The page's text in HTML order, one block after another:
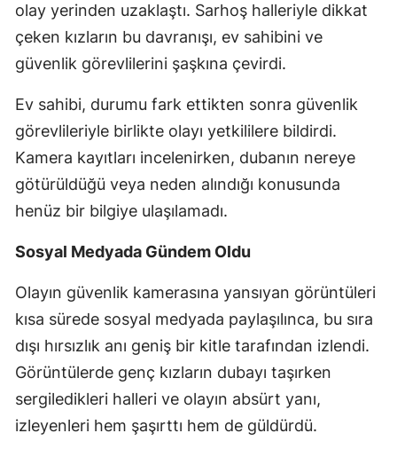
olay yerinden uzaklaştı. Sarhoş halleriyle dikkat
çeken kızların bu davranışı, ev sahibini ve
güvenlik görevlilerini şaşkına çevirdi.
Ev sahibi, durumu fark ettikten sonra güvenlik
görevlileriyle birlikte olayı yetkililere bildirdi.
Kamera kayıtları incelenirken, dubanın nereye
götürüldüğü veya neden alındığı konusunda
henüz bir bilgiye ulaşılamadı.
Sosyal Medyada Gündem Oldu
Olayın güvenlik kamerasına yansıyan görüntüleri
kısa sürede sosyal medyada paylaşılınca, bu sıra
dışı hırsızlık anı geniş bir kitle tarafından izlendi.
Görüntülerde genç kızların dubayı taşırken
sergiledikleri halleri ve olayın absürt yanı,
izleyenleri hem şaşırttı hem de güldürdü.